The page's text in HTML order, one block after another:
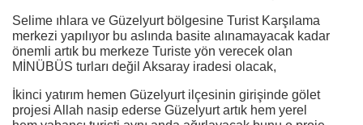
Selime ıhlara ve Güzelyurt bölgesine Turist Karşılama
merkezi yapılıyor bu aslında basite alınamayacak kadar
önemli artık bu merkeze Turiste yön verecek olan
MİNÜBÜS turları değil Aksaray iradesi olacak,
İkinci yatırım hemen Güzelyurt ilçesinin girişinde gölet
projesi Allah nasip ederse Güzelyurt artık hem yerel